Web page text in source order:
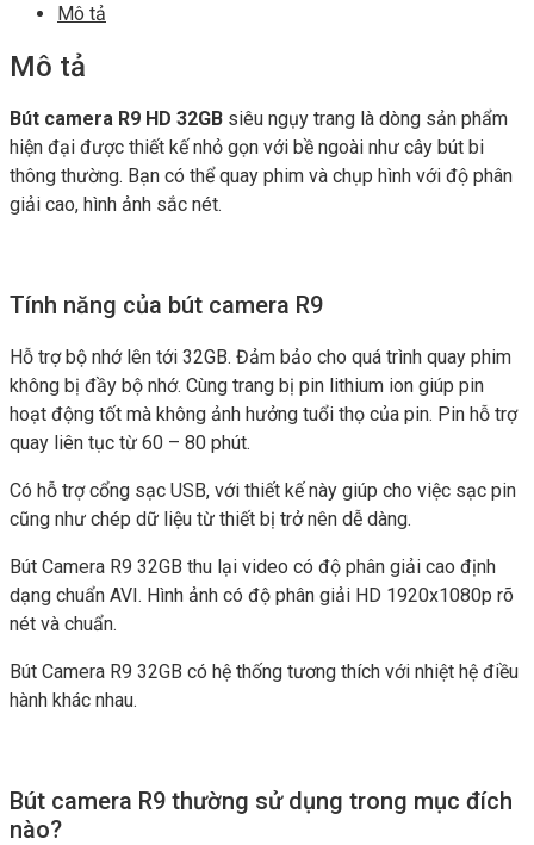
Mô tả
Mô tả
Bút camera R9 HD 32GB siêu ngụy trang là dòng sản phẩm
hiện đại được thiết kế nhỏ gọn với bề ngoài như cây bút bi
thông thường. Bạn có thể quay phim và chụp hình với độ phân
giải cao, hình ảnh sắc nét.
Tính năng của bút camera R9
Hỗ trợ bộ nhớ lên tới 32GB. Đảm bảo cho quá trình quay phim
không bị đầy bộ nhớ. Cùng trang bị pin lithium ion giúp pin
hoạt động tốt mà không ảnh hưởng tuổi thọ của pin. Pin hỗ trợ
quay liên tục từ 60 – 80 phút.
Có hỗ trợ cổng sạc USB, với thiết kế này giúp cho việc sạc pin
cũng như chép dữ liệu từ thiết bị trở nên dễ dàng.
Bút Camera R9 32GB thu lại video có độ phân giải cao định
dạng chuẩn AVI. Hình ảnh có độ phân giải HD 1920x1080p rõ
nét và chuẩn.
Bút Camera R9 32GB có hệ thống tương thích với nhiệt hệ điều
hành khác nhau.
Bút camera R9 thường sử dụng trong mục đích
nào?